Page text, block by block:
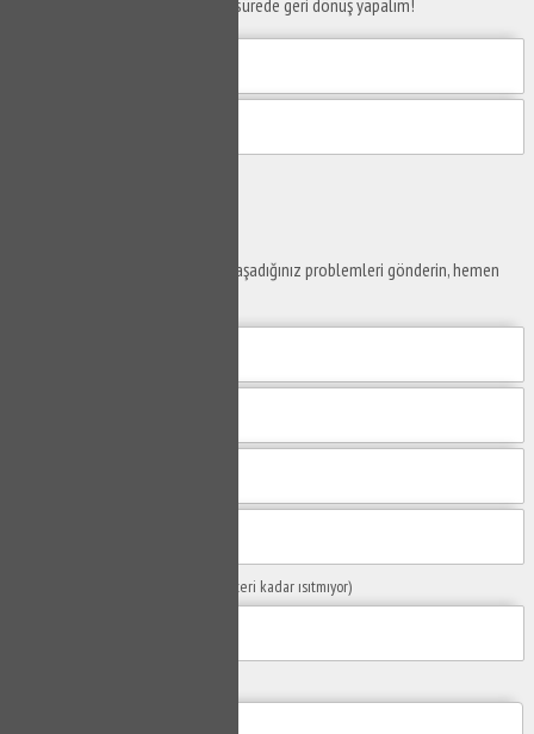
Telefon numaranızı bırakın en kısa sürede geri dönüş yapalım!
Yaşam alanlarınız ve ofislerinizde yaşadığınız problemleri gönderin, hemen
(Örn: Kombim yeteri kadar ısıtmıyor)